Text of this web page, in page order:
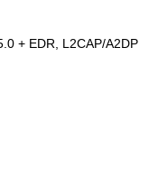
+ EDR, L2CAP/A2DP